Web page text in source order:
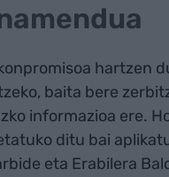
hartzen
baita bere
informazioa ere.
ditu bai
eta Erabilera